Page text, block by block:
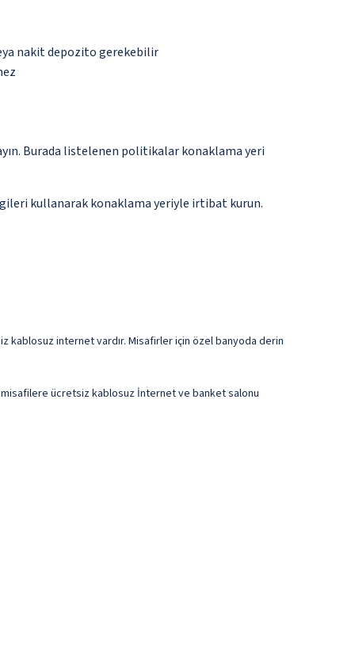
nakit depozito gerekebilir
Burada listelenen politikalar konaklama yeri
kullanarak konaklama yeriyle irtibat kurun.
kablosuz internet vardır. Misafirler için özel banyoda derin
misafilere ücretsiz kablosuz İnternet ve banket salonu